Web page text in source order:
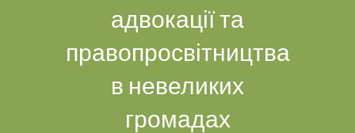
адвокації та
правопросвітництва
в невеликих
громадах